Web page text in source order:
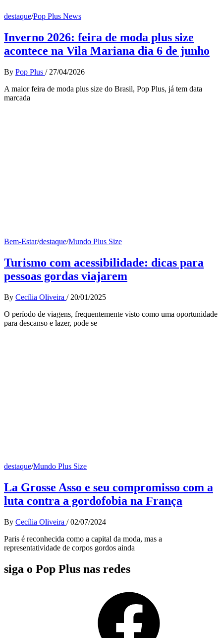
destaque/Pop Plus News
Inverno 2026: feira de moda plus size
acontece na Vila Mariana dia 6 de junho
By Pop Plus / 27/04/2026
A maior feira de moda plus size do Brasil, Pop Plus, já tem data
marcada
Bem-Estar/destaque/Mundo Plus Size
Turismo com acessibilidade: dicas para
pessoas gordas viajarem
By Cecília Oliveira / 20/01/2025
O período de viagens, frequentemente visto como uma oportunidade
para descanso e lazer, pode se
destaque/Mundo Plus Size
La Grosse Asso e seu compromisso com a
luta contra a gordofobia na França
By Cecília Oliveira / 02/07/2024
Paris é reconhecida como a capital da moda, mas a
representatividade de corpos gordos ainda
siga o Pop Plus nas redes